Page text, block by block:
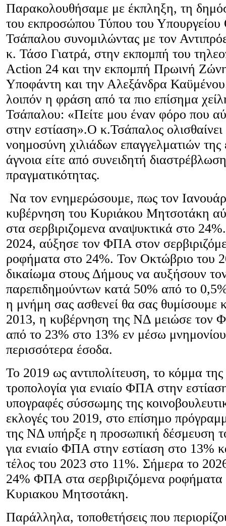
Παρακολουθήσαμε με έκπληξη, τη
του εκπροσώπου Τύπου του Υπουργείου
Τσάπαλου συνομιλώντας με τον
κ. Τάσο Γιατρά, στην εκπομπή του
Action 24 και την εκπομπή Πρωινή
Υποφάντη και την Αλεξάνδρα
λοιπόν η φράση από τα πιο επίσημα
Τσάπαλου: «Πείτε μου έναν φόρο που
στην εστίαση».Ο κ.Τσάπαλος ολισθαίνει
νοημοσύνη χιλιάδων επαγγελματιών της
άγνοια είτε από συνειδητή
πραγματικότητας.
Να τον ενημερώσουμε, πως τον
κυβέρνηση του Κυριάκου Μητσοτάκη
στα σερβιριζομενα αναψυκτικά στο
2024, αύξησε τον ΦΠΑ στον
ροφήματα στο 24%. Τον Οκτώβριο του
δικαίωμα στους Δήμους να αυξήσουν
παρεπιδημούντων κατά 50% από το
η μνήμη σας ασθενεί θα σας θυμίσουμε
2013, η κυβέρνηση της ΝΔ μειώσε τον
από το 23% στο 13% εν μέσω μνημονίου
περισσότερα έσοδα.
Το 2019 ως αντιπολίτευση, το κόμμα
τροπολογία για ενιαίο ΦΠΑ στην
υπογραφές σύσσωμης της
εκλογές του 2019, στο επίσημο
της ΝΔ υπήρξε η προσωπική δέσμευση
για ενιαίο ΦΠΑ στην εστίαση στο 13%
τέλος του 2023 στο 11%. Σήμερα το
24% ΦΠΑ στα σερβιριζόμενα
Κυριακου Μητσοτάκη.
Παράλληλα, τοποθετήσεις που